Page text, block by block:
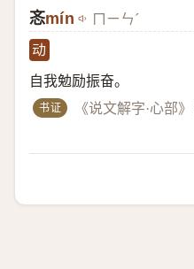
忞mín ㄇㄧㄣˊ
动
自我勉励振奋。
书证 《说文解字·心部》